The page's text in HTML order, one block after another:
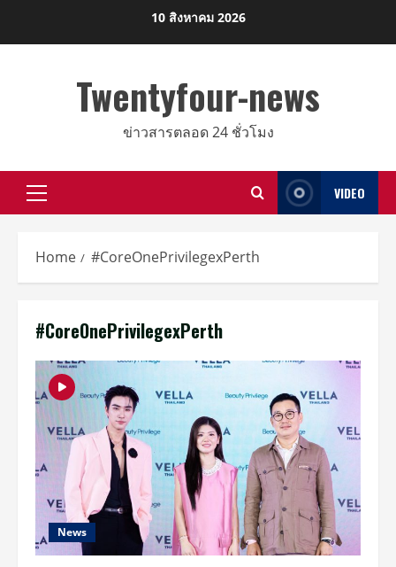
10 สิงหาคม 2026
Twentyfour-news
ข่าวสารตลอด 24 ชั่วโมง
Primary
VIDEO
Home #CoreOnePrivilegexPerth
#CoreOnePrivilegexPerth
News